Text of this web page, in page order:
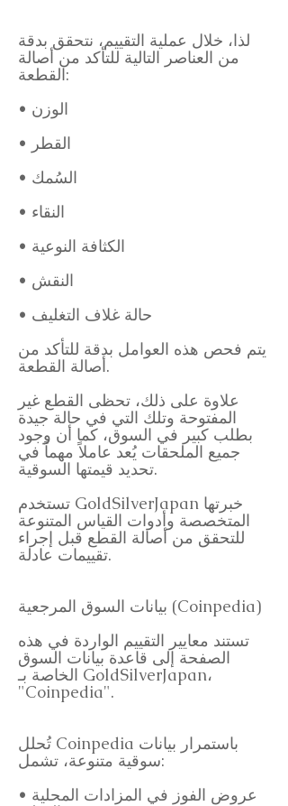
لذا، خلال عملية التقييم، نتحقق بدقة
من العناصر التالية للتأكد من أصالة
القطعة:
• الوزن
• القطر
• السُمك
• النقاء
• الكثافة النوعية
• النقش
• حالة غلاف التغليف
يتم فحص هذه العوامل بدقة للتأكد من
أصالة القطعة.
علاوة على ذلك، تحظى القطع غير
المفتوحة وتلك التي في حالة جيدة
بطلب كبير في السوق، كما أن وجود
جميع الملحقات يُعد عاملاً مهماً في
تحديد قيمتها السوقية.
تستخدم GoldSilverJapan خبرتها
المتخصصة وأدوات القياس المتنوعة
للتحقق من أصالة القطع قبل إجراء
تقييمات عادلة.
بيانات السوق المرجعية (Coinpedia)
تستند معايير التقييم الواردة في هذه
الصفحة إلى قاعدة بيانات السوق
الخاصة بـ GoldSilverJapan،
"Coinpedia".
تُحلل Coinpedia باستمرار بيانات
سوقية متنوعة، تشمل:
• عروض الفوز في المزادات المحلية